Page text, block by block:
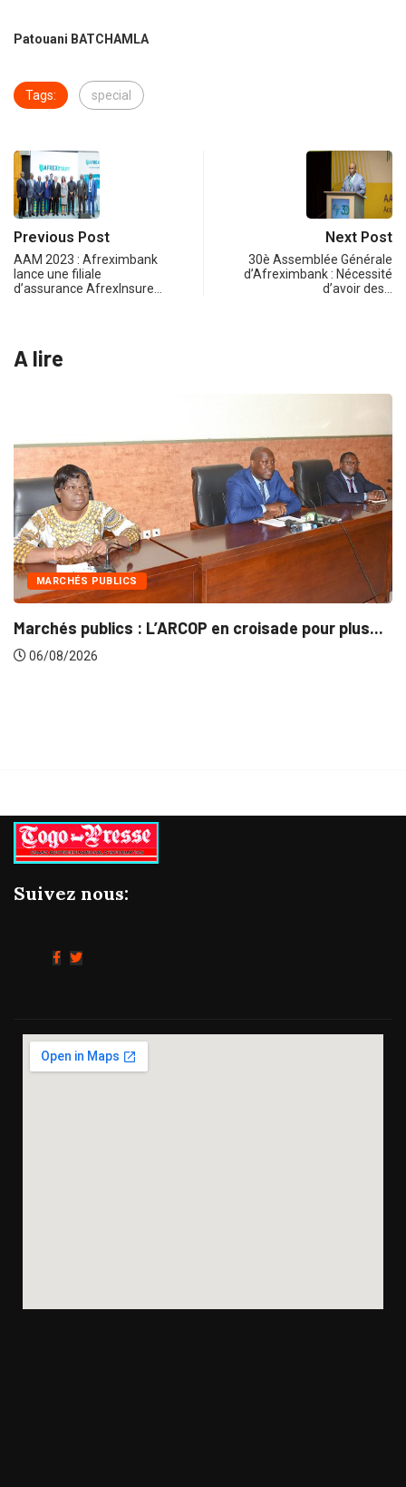
Patouani BATCHAMLA
Tags: special
Previous Post
AAM 2023 : Afreximbank
lance une filiale
d’assurance AfrexInsure…
Next Post
30è Assemblée Générale
d’Afreximbank : Nécessité
d’avoir des…
A lire
pour plus...
INTÉGRATION RÉGIONALE
Gestion concertée et durable du
Suivez nous: